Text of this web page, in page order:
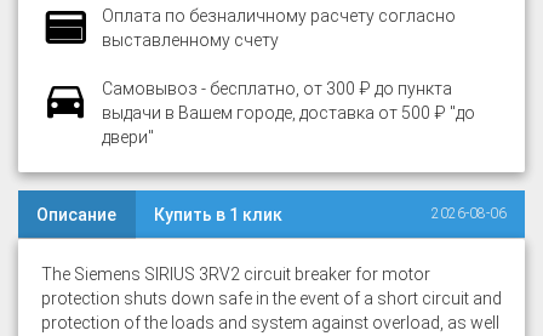
Оплата по безналичному расчету согласно
выставленному счету
Самовывоз - бесплатно, от 300 ₽ до пункта
выдачи в Вашем городе, доставка от 500 ₽ "до
двери"
Описание Купить в 1 клик 2026-08-06
The Siemens SIRIUS 3RV2 circuit breaker for motor
protection shuts down safe in the event of a short circuit and
protection of the loads and system against overload, as well